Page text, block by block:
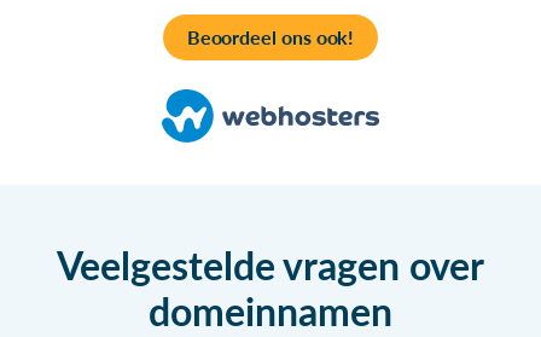
Beoordeel ons ook!
Veelgestelde vragen over
domeinnamen